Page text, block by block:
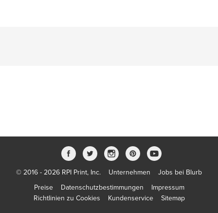
© 2016 - 2026 RPI Print, Inc. Unternehmen
Jobs bei Blurb
Preise
Datenschutzbestimmungen
Impressum
Richtlinien zu Cookies
Kundenservice Sitemap